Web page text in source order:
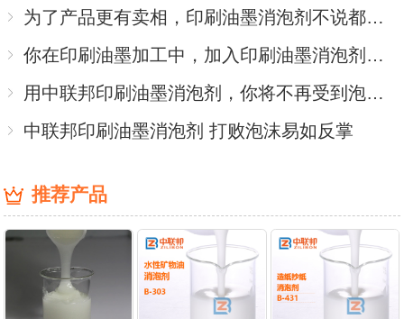
为了产品更有卖相，印刷油墨消泡剂不说都知道这样做
你在印刷油墨加工中，加入印刷油墨消泡剂了吗
用中联邦印刷油墨消泡剂，你将不再受到泡沫的威胁
中联邦印刷油墨消泡剂 打败泡沫易如反掌
推荐产品